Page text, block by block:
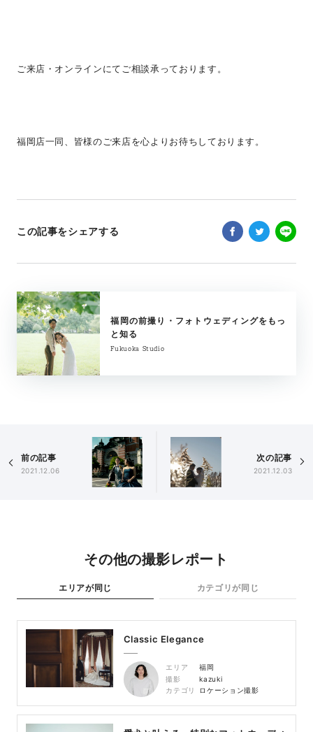
ご来店・オンラインにてご相談承っております。
福岡店一同、皆様のご来店を心よりお待ちしております。
この記事をシェアする
福岡の前撮り・フォトウェディングをもっ
と知る
Fukuoka Studio
前の記事
2021.12.06
次の記事
2021.12.03
その他の撮影レポート
エリアが同じ カテゴリが同じ
Classic Elegance
エリア
福岡
撮影
kazuki
カテゴリ
ロケーション撮影